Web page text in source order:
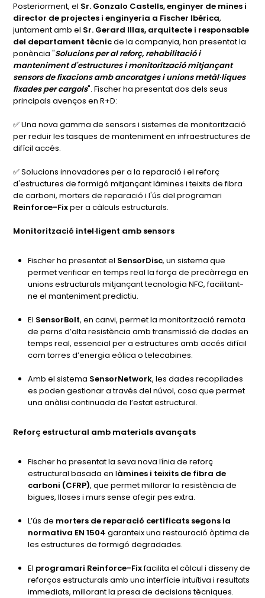
Posteriorment, el Sr. Gonzalo Castells, enginyer de mines i
director de projectes i enginyeria a Fischer Ibérica,
juntament amb el Sr. Gerard Illas, arquitecte i responsable
del departament tècnicde la companyia, han presentat la
ponència "Solucions per al reforç, rehabilitació i
manteniment d'estructures i monitorització mitjançant
sensors de fixacions amb ancoratges i unions metàl·liques
fixades per cargols". Fischer ha presentat dos dels seus
principals avenços en R+D:
✅ Una nova gamma de sensors i sistemes de monitorització
per reduir les tasques de manteniment en infraestructures de
difícil accés.
✅ Solucions innovadores per a la reparació i el reforç
d'estructures de formigó mitjançant làmines i teixits de fibra
de carboni, morters de reparació i l'ús del programari
Reinforce-Fixper a càlculs estructurals.
Monitorització intel·ligent amb sensors
Fischer ha presentat el SensorDisc, un sistema que
permet verificar en temps real la força de precàrrega en
unions estructurals mitjançant tecnologia NFC, facilitant-
ne el manteniment predictiu.
El SensorBolt, en canvi, permet la monitorització remota
de perns d’alta resistència amb transmissió de dades en
temps real, essencial per a estructures amb accés difícil
com torres d’energia eòlica o telecabines.
Amb el sistema SensorNetwork, les dades recopilades
es poden gestionar a través del núvol, cosa que permet
una anàlisi continuada de l’estat estructural.
Reforç estructural amb materials avançats
Fischer ha presentat la seva nova línia de reforç
estructural basada en làmines i teixits de fibra de
carboni (CFRP), que permet millorar la resistència de
bigues, lloses i murs sense afegir pes extra.
L’ús de morters de reparació certificats segons la
normativa EN 1504 garanteix una restauració òptima de
les estructures de formigó degradades.
El programari Reinforce-Fixfacilita el càlcul i disseny de
reforços estructurals amb una interfície intuïtiva i resultats
immediats, millorant la presa de decisions tècniques.